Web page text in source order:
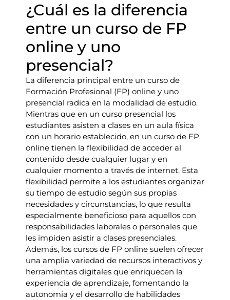
¿Cuál es la diferencia
entre un curso de FP
online y uno
presencial?
La diferencia principal entre un curso de
Formación Profesional (FP) online y uno
presencial radica en la modalidad de estudio.
Mientras que en un curso presencial los
estudiantes asisten a clases en un aula física
con un horario establecido, en un curso de FP
online tienen la flexibilidad de acceder al
contenido desde cualquier lugar y en
cualquier momento a través de internet. Esta
flexibilidad permite a los estudiantes organizar
su tiempo de estudio según sus propias
necesidades y circunstancias, lo que resulta
especialmente beneficioso para aquellos con
responsabilidades laborales o personales que
les impiden asistir a clases presenciales.
Además, los cursos de FP online suelen ofrecer
una amplia variedad de recursos interactivos y
herramientas digitales que enriquecen la
experiencia de aprendizaje, fomentando la
autonomía y el desarrollo de habilidades